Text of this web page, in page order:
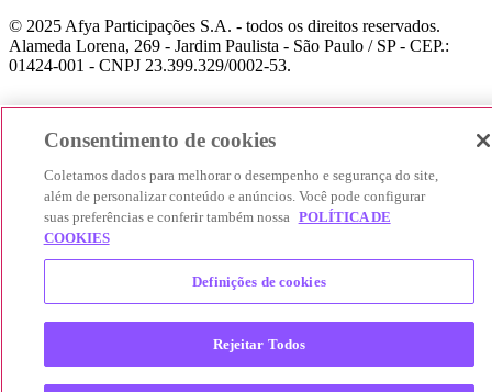
© 2025 Afya Participações S.A. - todos os direitos reservados.
Alameda Lorena, 269 - Jardim Paulista - São Paulo / SP - CEP.:
01424-001 - CNPJ 23.399.329/0002-53.
Consentimento de cookies
Coletamos dados para melhorar o desempenho e segurança do site,
além de personalizar conteúdo e anúncios. Você pode configurar
suas preferências e conferir também nossa POLÍTICA DE
COOKIES
Definições de cookies
Rejeitar Todos